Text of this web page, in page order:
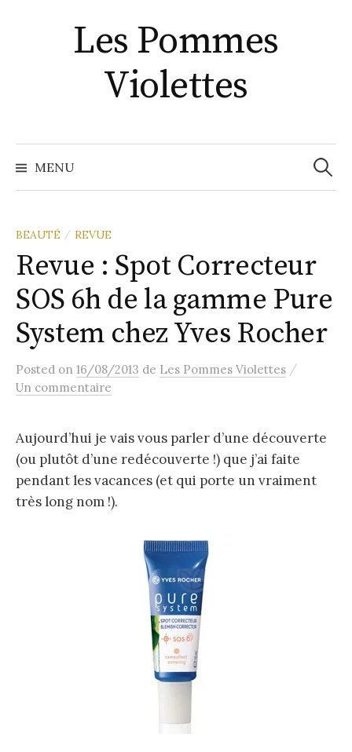
Les Pommes
Violettes
MENU
BEAUTÉ / REVUE
Revue : Spot Correcteur
SOS 6h de la gamme Pure
System chez Yves Rocher
Posted on 16/08/2013 de Les Pommes Violettes /
Un commentaire
Aujourd’hui je vais vous parler d’une découverte
(ou plutôt d’une redécouverte !) que j’ai faite
pendant les vacances (et qui porte un vraiment
très long nom !).